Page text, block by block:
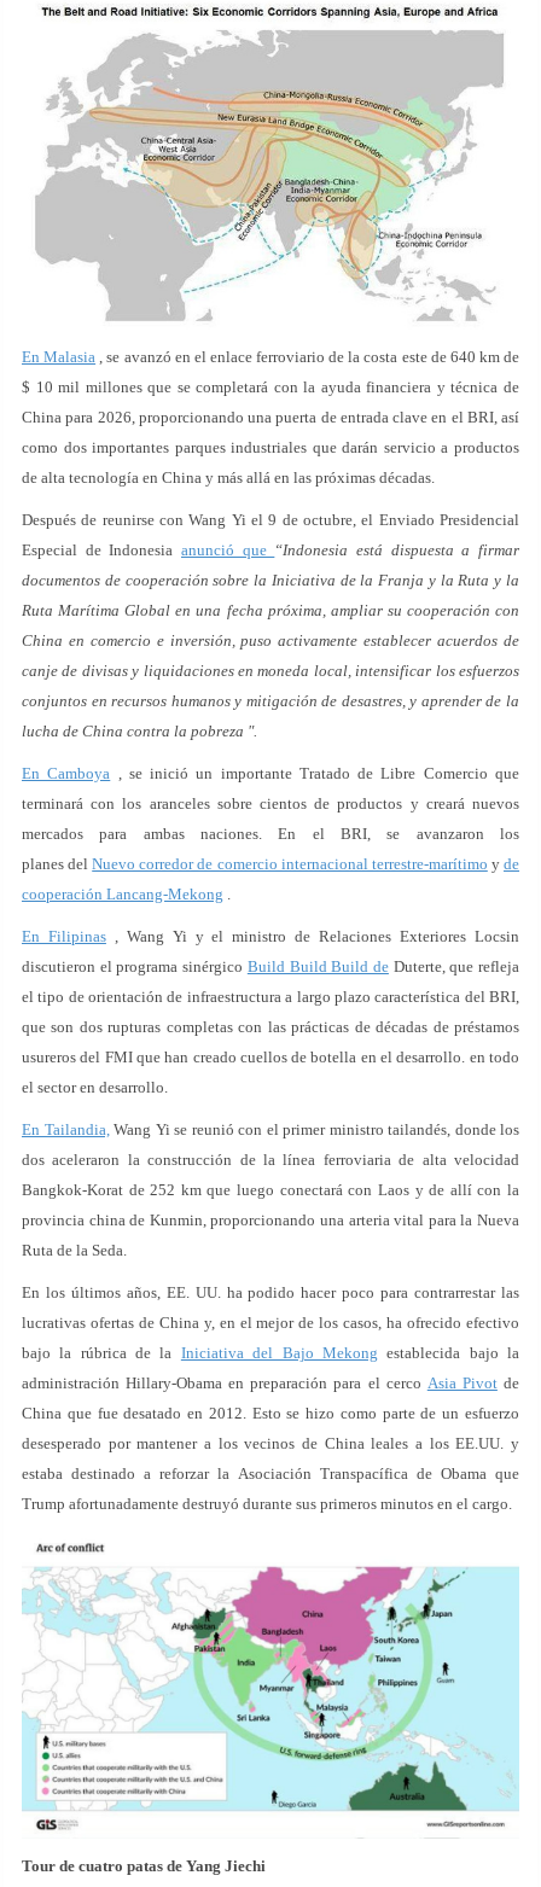
En Malasia , se avanzó en el enlace ferroviario de la costa este de 640 km de
$ 10 mil millones que se completará con la ayuda financiera y técnica de
China para 2026, proporcionando una puerta de entrada clave en el BRI, así
como dos importantes parques industriales que darán servicio a productos
de alta tecnología en China y más allá en las próximas décadas.
Después de reunirse con Wang Yi el 9 de octubre, el Enviado Presidencial
Especial de Indonesia anunció que “Indonesia está dispuesta a firmar
documentos de cooperación sobre la Iniciativa de la Franja y la Ruta y la
Ruta Marítima Global en una fecha próxima, ampliar su cooperación con
China en comercio e inversión, puso activamente establecer acuerdos de
canje de divisas y liquidaciones en moneda local, intensificar los esfuerzos
conjuntos en recursos humanos y mitigación de desastres, y aprender de la
lucha de China contra la pobreza ".
En Camboya , se inició un importante Tratado de Libre Comercio que
terminará con los aranceles sobre cientos de productos y creará nuevos
mercados para ambas naciones. En el BRI, se avanzaron los
planes delNuevo corredor de comercio internacional terrestre-marítimo yde
cooperación Lancang-Mekong .
En Filipinas, Wang Yi y el ministro de Relaciones Exteriores Locsin
discutieron el programa sinérgico Build Build Build deDuterte, que refleja
el tipo de orientación de infraestructura a largo plazo característica del BRI,
que son dos rupturas completas con las prácticas de décadas de préstamos
usureros del FMI que han creado cuellos de botella en el desarrollo. en todo
el sector en desarrollo.
En Tailandia,Wang Yi se reunió con el primer ministro tailandés, donde los
dos aceleraron la construcción de la línea ferroviaria de alta velocidad
Bangkok-Korat de 252 km que luego conectará con Laos y de allí con la
provincia china de Kunmin, proporcionando una arteria vital para la Nueva
Ruta de la Seda.
En los últimos años, EE. UU. ha podido hacer poco para contrarrestar las
lucrativas ofertas de China y, en el mejor de los casos, ha ofrecido efectivo
bajo la rúbrica de la Iniciativa del Bajo Mekong establecida bajo la
administración Hillary-Obama en preparación para el cerco Asia Pivotde
China que fue desatado en 2012. Esto se hizo como parte de un esfuerzo
desesperado por mantener a los vecinos de China leales a los EE.UU. y
estaba destinado a reforzar la Asociación Transpacífica de Obama que
Trump afortunadamente destruyó durante sus primeros minutos en el cargo.
Tour de cuatro patas de Yang Jiechi